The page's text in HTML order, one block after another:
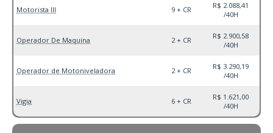
Motorista III 9 + CR
R$ 2.088,41
/40H
Operador De Maquina 2 + CR
R$ 2.900,58
/40H
Operador de Motoniveladora 2 + CR
R$ 3.290,19
/40H
Vigia 6 + CR
R$ 1.621,00
/40H